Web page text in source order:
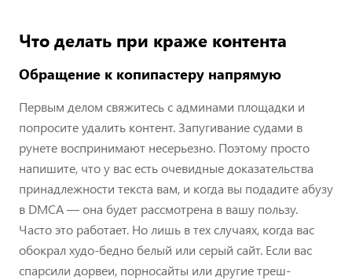
Что делать при краже контента
Обращение к копипастеру напрямую
Первым делом свяжитесь с админами площадки и
попросите удалить контент. Запугивание судами в
рунете воспринимают несерьезно. Поэтому просто
напишите, что у вас есть очевидные доказательства
принадлежности текста вам, и когда вы подадите абузу
в DMCA — она будет рассмотрена в вашу пользу.
Часто это работает. Но лишь в тех случаях, когда вас
обокрал худо-бедно белый или серый сайт. Если вас
спарсили дорвеи, порносайты или другие треш-